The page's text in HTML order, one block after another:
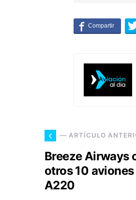
— ARTÍCULO
Breeze Airways
otros 10
A220